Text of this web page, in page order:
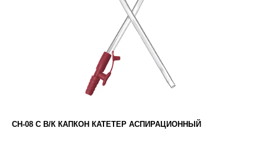
СН-08 С В/К КАПКОН КАТЕТЕР АСПИРАЦИОННЫЙ